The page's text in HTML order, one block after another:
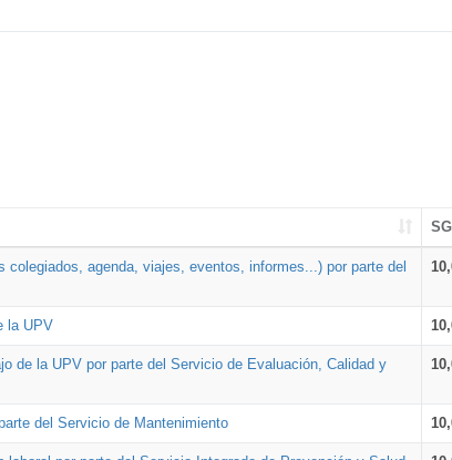
SG
colegiados, agenda, viajes, eventos, informes...) por parte del
la UPV
de la UPV por parte del Servicio de Evaluación, Calidad y
del Servicio de Mantenimiento